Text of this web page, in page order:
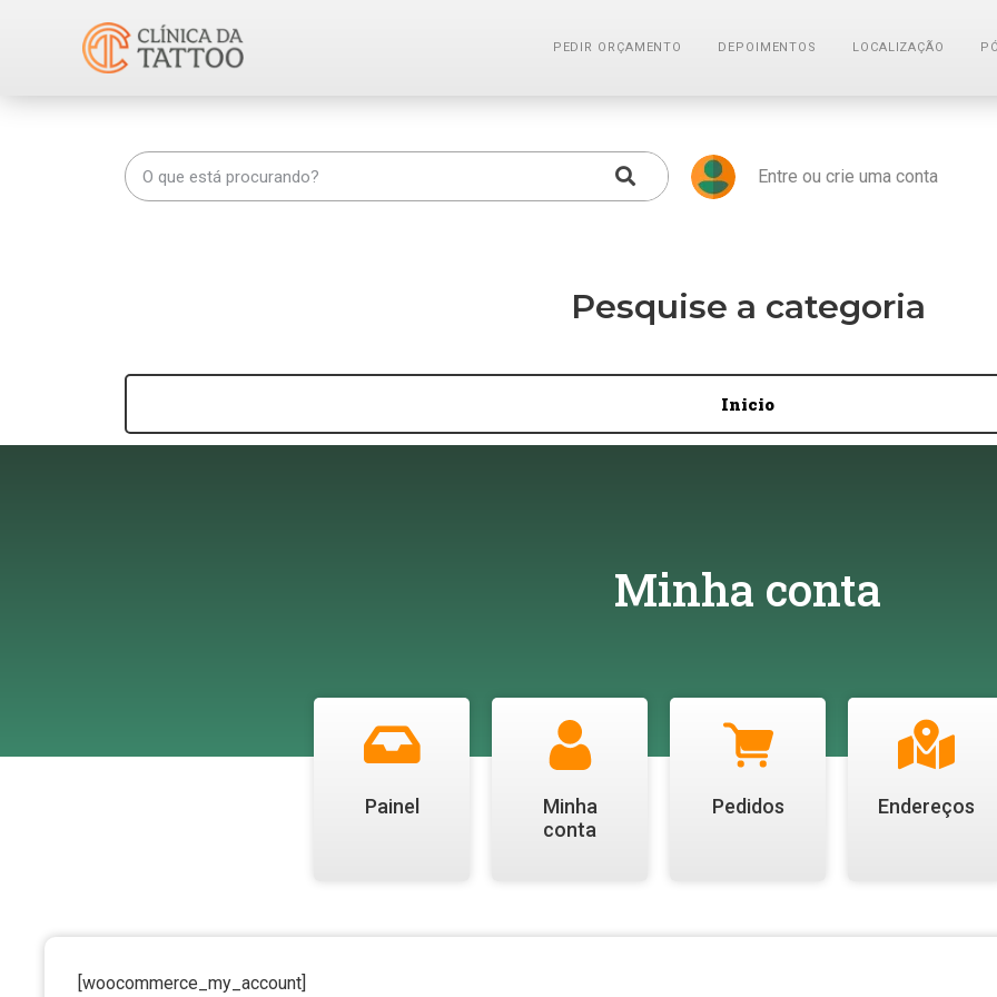
PEDIR ORÇAMENTO DEPOIMENTOS LOCALIZAÇÃO
Entre ou crie uma conta
Pesquise a categoria
Inicio
Minha conta
Painel
Minha
conta
Pedidos Endereços
[woocommerce_my_account]